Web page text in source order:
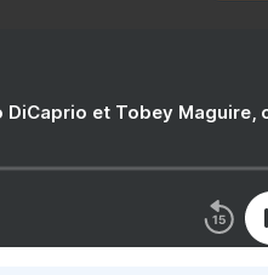
DiCaprio et Tobey